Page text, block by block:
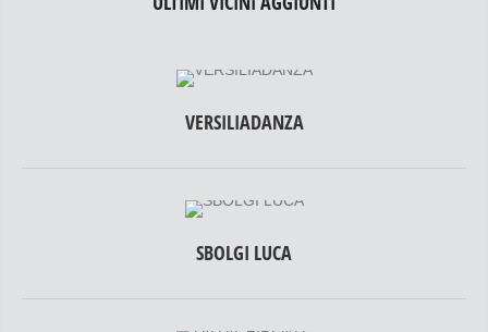
VERSILIADANZA
SBOLGI LUCA